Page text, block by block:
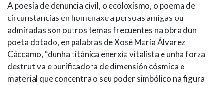
A poesía de denuncia civil, o ecoloxismo, o poema de
circunstancias en homenaxe a persoas amigas ou
admiradas son outros temas frecuentes na obra dun
poeta dotado, en palabras de Xosé María Álvarez
Cáccamo, “dunha titánica enerxía vitalista e unha forza
destrutiva e purificadora de dimensión cósmica e
material que concentra o seu poder simbólico na figura